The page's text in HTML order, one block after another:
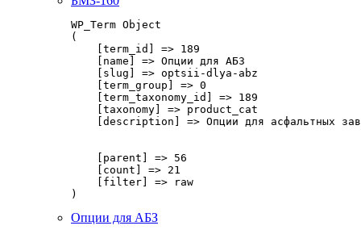
WP_Term Object
(
    [term_id] => 189
    [name] => Опции для АБЗ
    [slug] => optsii-dlya-abz
    [term_group] => 0
    [term_taxonomy_id] => 189
    [taxonomy] => product_cat
[description] => Опции для асфальтных
    [parent] => 56
    [count] => 21
    [filter] => raw
Опции для АБЗ